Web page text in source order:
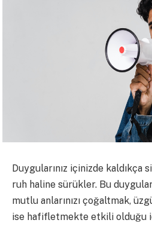
Duygularınız içinizde kaldıkça
ruh haline sürükler. Bu
mutlu anlarınızı çoğaltmak,
ise hafifletmekte etkili olduğu